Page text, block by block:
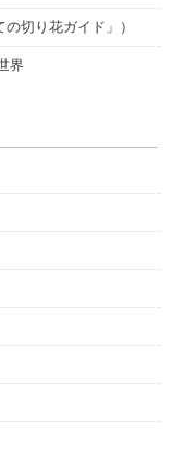
切り花ガイド」）
界